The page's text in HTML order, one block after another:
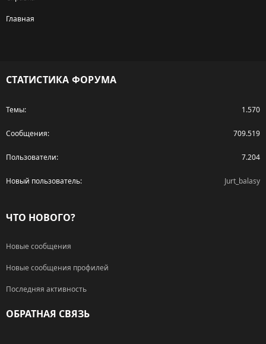
Главная
СТАТИСТИКА ФОРУМА
Темы 1.570
Сообщения 709.519
Пользователи 7.204
Новый пользователь Jurt_balasy
ЧТО НОВОГО?
Новые сообщения
Новые сообщения профилей
Последняя активность
ОБРАТНАЯ СВЯЗЬ